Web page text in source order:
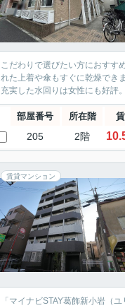
こだわりで選びたい方におすす
れた上着や傘もすぐに乾燥でき
充実した水回りは女性にも好評
部屋番号 所在階
205 2階
賃貸マンション
「マイナビSTAY葛飾新小岩（